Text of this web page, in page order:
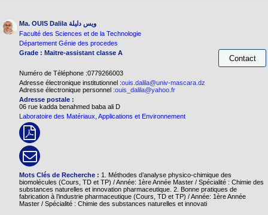
Ma. OUIS Dalila ويس دليلة
Faculté des Sciences et de la Technologie
Département Génie des procedes
Grade : Maitre-assistant classe A
Numéro de Téléphone :0779266003
Adresse électronique institutionnel :ouis.dalila@univ-mascara.dz
Adresse électronique personnel :ouis_dalila@yahoo.fr
Adresse postale :
06 rue kadda benahmed baba ali D
Laboratoire des Matériaux, Applications et Environnement
Mots Clés de Recherche : 1. Méthodes d’analyse physico-chimique des
biomolécules (Cours, TD et TP) / Année: 1ère Année Master / Spécialité : Chimie des
substances naturelles et innovation pharmaceutique. 2. Bonne pratiques de
fabrication à l’industrie pharmaceutique (Cours, TD et TP) / Année: 1ère Année
Master / Spécialité : Chimie des substances naturelles et innovati